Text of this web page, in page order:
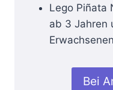
Lego Piñata
ab 3 Jahren
Bei